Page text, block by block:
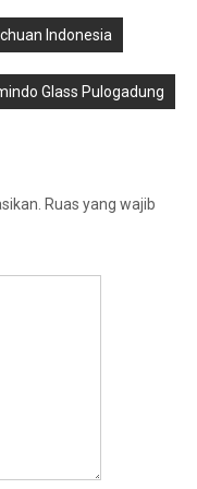
Indonesia
Glass Pulogadung
Ruas yang wajib